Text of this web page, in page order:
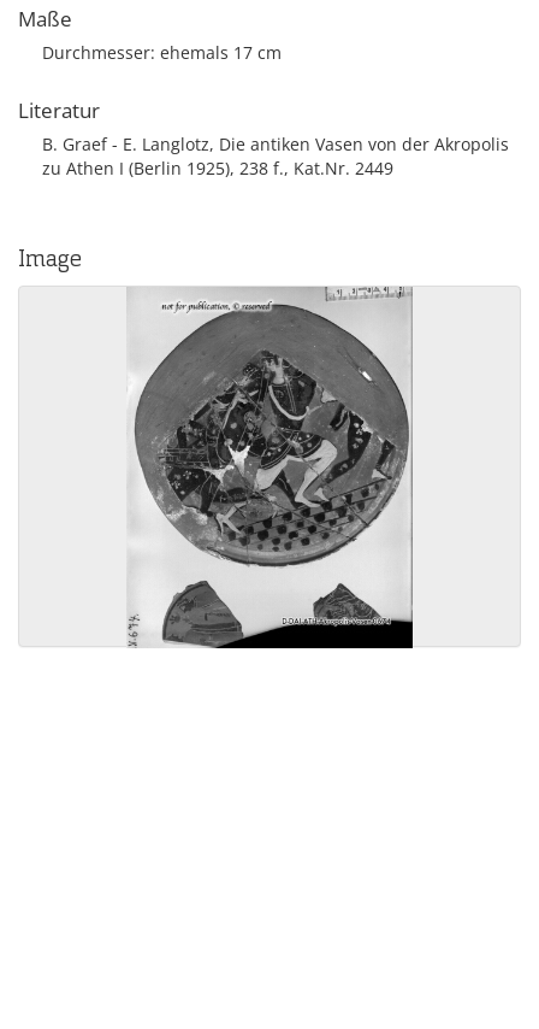
Maße
Durchmesser: ehemals 17 cm
Literatur
B. Graef - E. Langlotz, Die antiken Vasen von der Akropolis
zu Athen I (Berlin 1925), 238 f., Kat.Nr. 2449
Image